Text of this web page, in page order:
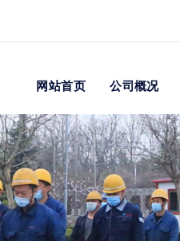
网站首页 公司概况